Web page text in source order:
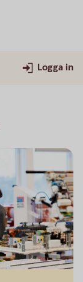
Logga in